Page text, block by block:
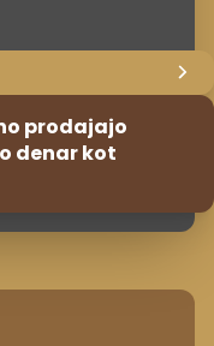
prodajajo
denar kot